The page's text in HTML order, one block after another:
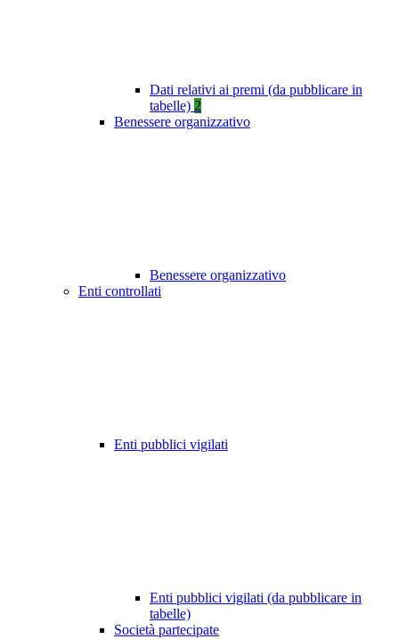
Dati relativi ai premi (da pubblicare in
tabelle) 2
Benessere organizzativo
Benessere organizzativo
Enti controllati
Enti pubblici vigilati
Enti pubblici vigilati (da pubblicare in
tabelle)
Società partecipate